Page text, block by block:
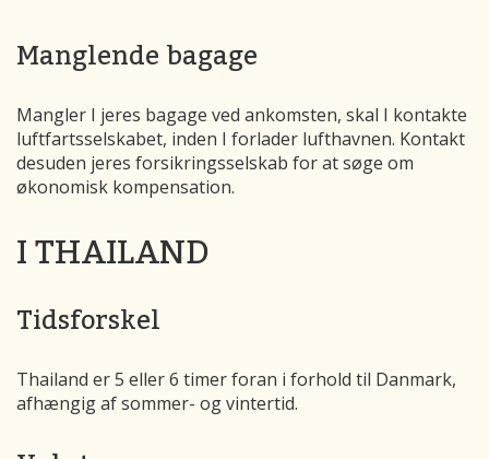
Manglende bagage
Mangler I jeres bagage ved ankomsten, skal I kontakte
luftfartsselskabet, inden I forlader lufthavnen. Kontakt
desuden jeres forsikringsselskab for at søge om
økonomisk kompensation.
I THAILAND
Tidsforskel
Thailand er 5 eller 6 timer foran i forhold til Danmark,
afhængig af sommer- og vintertid.